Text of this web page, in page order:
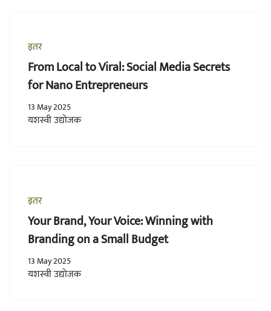
इतर
From Local to Viral: Social Media Secrets
for Nano Entrepreneurs
13 May 2025
यशस्वी उद्योजक
इतर
Your Brand, Your Voice: Winning with
Branding on a Small Budget
13 May 2025
यशस्वी उद्योजक